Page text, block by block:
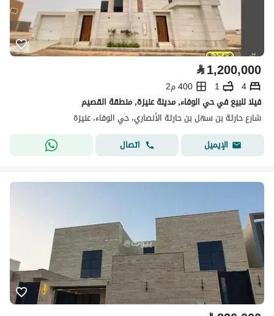
⃁1,200,000
4
1
400 م2
فيلا للبيع في حي الوفاء, مدينة عنيزة, منطقة القصيم
شارع حارثة بن سهل بن حارثة الأنصاري، حي الوفاء، عنيزة
الإيميل
اتصال